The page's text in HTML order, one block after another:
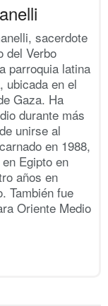
sacerdote
del Verbo
parroquia latina
ubicada en el
Gaza. Ha
durante más
unirse al
en 1988,
Egipto en
años en
También fue
Oriente Medio